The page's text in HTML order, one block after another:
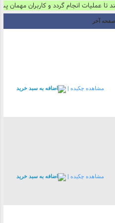
انجام گردد و کاربران مهمان پس
صفحه آخر
مشاهده چکیده |
مشاهده چکیده |